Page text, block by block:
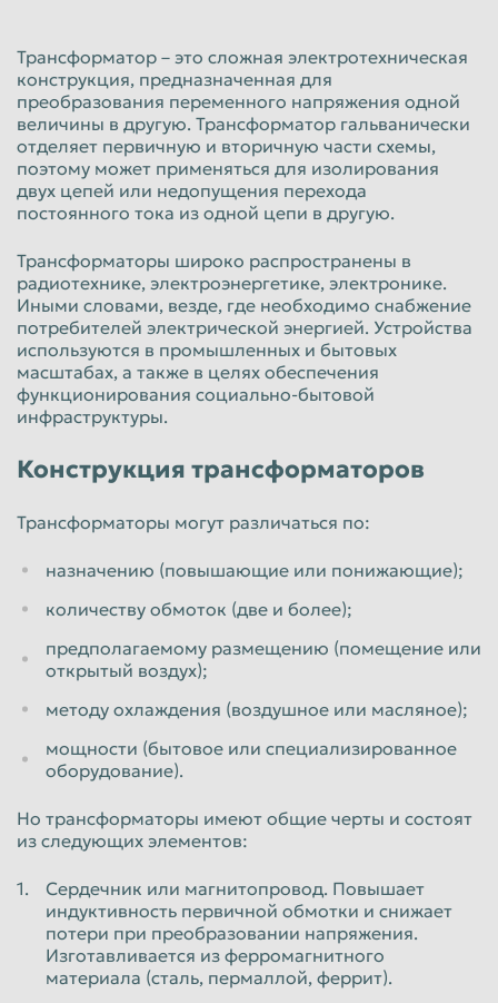
Курск Липецк
Люберцы Магнитогорск
Миасс
Москва Мурманск
Мытищи Набережные Челны
Нальчик Нижневартовск
Нижнекамск Нижний Новгород
Нижний Тагил Новокузнецк
Новороссийск Новосибирск
Новочеркасск
Пенза Пермь
Петрозаводск Петропавловск-Камчатский
Подольск Прокопьевск
Псков Ростов-на-Дону
Рыбинск
Самара
Санкт-Петербург Саранск
Северодвинск
Смоленск
Ставрополь Старый Оскол
Стерлитамак Сургут
Трансформатор – это сложная электротехническая
конструкция, предназначенная для
преобразования переменного напряжения одной
величины в другую. Трансформатор гальванически
отделяет первичную и вторичную части схемы,
поэтому может применяться для изолирования
двух цепей или недопущения перехода
постоянного тока из одной цепи в другую.
Трансформаторы широко распространены в
радиотехнике, электроэнергетике, электронике.
Иными словами, везде, где необходимо снабжение
потребителей электрической энергией. Устройства
используются в промышленных и бытовых
масштабах, а также в целях обеспечения
функционирования социально-бытовой
инфраструктуры.
Конструкция трансформаторов
Трансформаторы могут различаться по:
назначению (повышающие или понижающие);
количеству обмоток (две и более);
предполагаемому размещению (помещение или
открытый воздух);
методу охлаждения (воздушное или масляное);
мощности (бытовое или специализированное
оборудование).
Но трансформаторы имеют общие черты и состоят
из следующих элементов:
Сердечник или магнитопровод. Повышает
индуктивность первичной обмотки и снижает
потери при преобразовании напряжения.
Изготавливается из ферромагнитного
материала (сталь, пермаллой, феррит).